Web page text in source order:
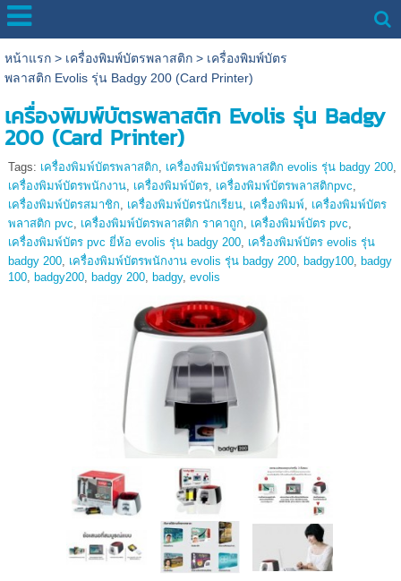
หน้าแรก> เครื่องพิมพ์บัตรพลาสติก> เครื่องพิมพ์บัตร
พลาสติก Evolis รุ่น Badgy 200 (Card Printer)
เครื่องพิมพ์บัตรพลาสติก Evolis รุ่น Badgy
200 (Card Printer)
Tags: เครื่องพิมพ์บัตรพลาสติก, เครื่องพิมพ์บัตรพลาสติก evolis รุ่น badgy 200,
เครื่องพิมพ์บัตรพนักงาน, เครื่องพิมพ์บัตร, เครื่องพิมพ์บัตรพลาสติกpvc,
เครื่องพิมพ์บัตรสมาชิก, เครื่องพิมพ์บัตรนักเรียน, เครื่องพิมพ์, เครื่องพิมพ์บัตร
พลาสติก pvc, เครื่องพิมพ์บัตรพลาสติก ราคาถูก, เครื่องพิมพ์บัตร pvc,
เครื่องพิมพ์บัตร pvc ยี่ห้อ evolis รุ่น badgy 200, เครื่องพิมพ์บัตร evolis รุ่น
badgy 200, เครื่องพิมพ์บัตรพนักงาน evolis รุ่น badgy 200, badgy100, badgy
100, badgy200, badgy 200, badgy, evolis